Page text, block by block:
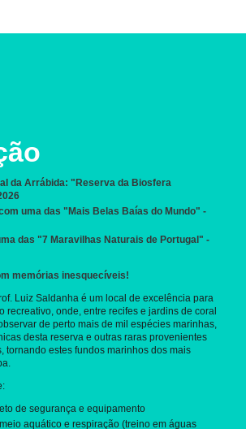
da Arrábida: "Reserva da Biosfera
uma das "Mais Belas Baías do Mundo" -
das "7 Maravilhas Naturais de Portugal" -
memórias inesquecíveis!
Luiz Saldanha é um local de excelência para
recreativo, onde, entre recifes e jardins de coral
de perto mais de mil espécies marinhas,
desta reserva e outras raras provenientes
tornando estes fundos marinhos dos mais
de segurança e equipamento
aquático e respiração (treino em águas